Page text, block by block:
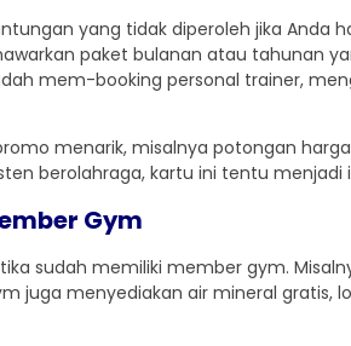
yang tidak diperoleh jika Anda
paket bulanan atau tahunan
mem-booking personal trainer,
menarik, misalnya potongan
berolahraga, kartu ini tentu
Gym
sudah memiliki member gym.
juga menyediakan air mineral gratis,